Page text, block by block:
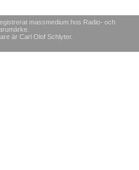
massmedium hos Radio- och
är Carl Olof Schlyter.